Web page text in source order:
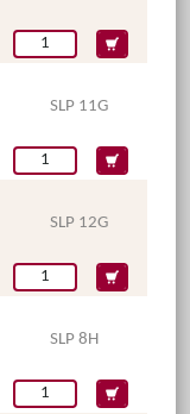
SLP 11G
SLP 12G
SLP 8H